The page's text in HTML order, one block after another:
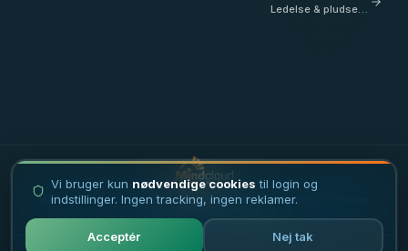
Ledelse & pludselig
Masterclass i ledelse·Ledertrivsel·Vilkår·FAQ· Privatlivspolitik
Vi bruger kun nødvendige cookies til login og
indstillinger. Ingen tracking, ingen reklamer.
Acceptér Nej tak